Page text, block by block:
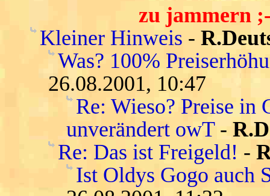
zu jammern
Kleiner Hinweis -
Was? 100%
26.08.2001, 10:47
Re: Wieso? Preise
unverändert owT-
Re: Das ist Freigeld! -
Ist Oldys Gogo auch